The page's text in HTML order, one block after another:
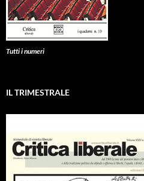
Tutti i numeri
IL TRIMESTRALE